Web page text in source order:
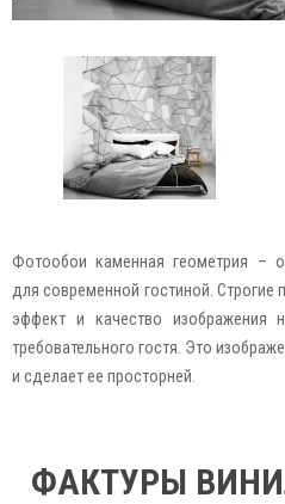
Фотообои каменная геометрия –
для современной гостиной. Строгие
эффект и качество изображения
требовательного гостя. Это
и сделает ее просторней.
ФАКТУРЫ